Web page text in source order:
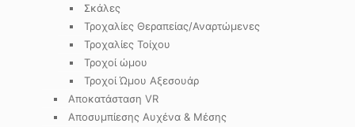
Σκάλες
Τροχαλίες Θεραπείας/Αναρτώμενες
Τροχαλίες Τοίχου
Τροχοί ώμου
Τροχοί Ώμου Αξεσουάρ
Αποκατάσταση VR
Αποσυμπίεσης Αυχένα & Μέσης